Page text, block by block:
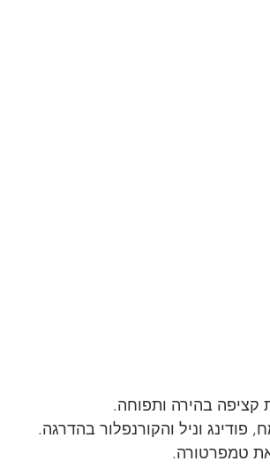
קציפה בהירה ותפוחה.
וניל והקורנפלור בהדרגה.
טמפרטורה.